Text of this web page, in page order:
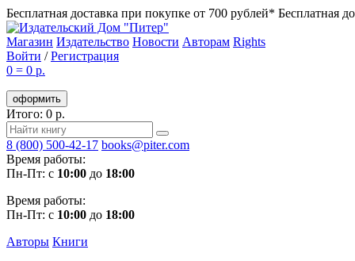
Бесплатная доставка при покупке от 700 рублей* Бесплатная
Магазин Издательство Новости Авторам Rights
Войти /Регистрация
0 = 0 р.
оформить
Итого: 0 р.
8 (800) 500-42-17 books@piter.com
Время работы:
Пн-Пт: с 10:00 до 18:00
Время работы:
Пн-Пт: с 10:00 до 18:00
Авторы Книги